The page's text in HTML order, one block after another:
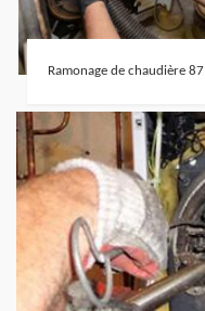
Ramonage de chaudière 87